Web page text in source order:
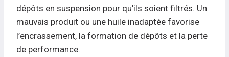
dépôts en suspension pour qu’ils soient filtrés. Un
mauvais produit ou une huile inadaptée favorise
l’encrassement, la formation de dépôts et la perte
de performance.